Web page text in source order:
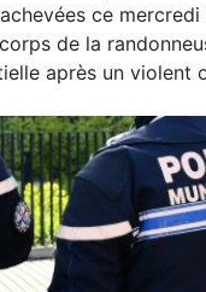
ce mercredi
de la
après un violent